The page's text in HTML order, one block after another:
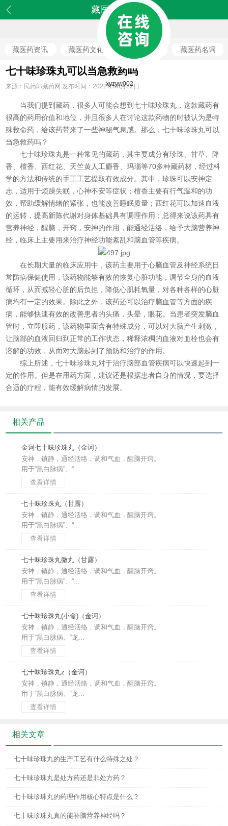
藏医药理论
藏医药资讯 藏医药文化 藏医药理论 藏医药名词
七十味珍珠丸可以当急救药吗
来源：民药郎藏药网 发布时间：2022年06月22日
xyzyw002
当我们提到藏药，很多人可能会想到七十味珍珠丸，这款藏药有
很高的药用价值和地位，并且很多人在讨论这款药物的时被认为是特
殊救命药，给该药带来了一些神秘气息感。那么，七十味珍珠丸可以
当急救药吗？
七十味珍珠丸是一种常见的藏药，其主要成分有珍珠、甘草、降
香、檀香、西红花、天竺黄人工麝香、玛瑙等70多种藏药材，经过科
学的方法和传统的手工工艺提取有效成分。其中，珍珠可以安神定
志，适用于烦躁失眠，心神不安等症状；檀香主要有行气温和的功
效，帮助缓解情绪的紧张，也能改善睡眠质量；西红花可以加速血液
的运转，提高新陈代谢对身体基础具有调理作用；总得来说该药具有
营养神经，醒脑，开窍，安神的作用，能通经活络，给予大脑营养神
经，临床上主要用来治疗神经功能紊乱和脑血管等疾病。
在长期大量的临床应用中，该药主要用于心脑血管及神经系统日
常防病保健使用，该药物能够有效的恢复心脏功能，调节全身的血液
循环，从而减轻心脏的后负担，降低心肌耗氧量，对各种各样的心脏
病均有一定的效果。除此之外，该药还可以治疗脑血管等方面的疾
病，能够快速有效的改善患者的头痛，头晕，眼花。当患者突发脑血
管时，立即服药，该药物里面含有特殊成分，可以对大脑产生刺激，
让脑部的血液回归到正常的工作状态，稀释浓稠的血液对血栓也会有
溶解的功效，从而对大脑起到了预防和治疗的作用。
综上所述，七十味珍珠丸对于治疗脑部血管疾病可以快速起到一
定的作用。但是在用药方面，建议还是根据患者自身的情况，要选择
合适的疗程，能有效缓解病情的发展。
相关产品
金诃七十味珍珠丸（金诃）
安神，镇静，通经活络，调和气血，醒脑开窍。
用于“黑白脉病”、“...
查看详情
七十味珍珠丸（甘露）
安神，镇静，通经活络，调和气血，醒脑开窍。
用于“黑白脉病”、“...
查看详情
七十味珍珠丸微丸（甘露）
安神，镇静，通经活络，调和气血，醒脑开窍。
用于“黑白脉病”、“...
查看详情
七十味珍珠丸(小盒)（金诃）
安神，镇静，通经活络，调和气血，醒脑开窍。
用于“黑白脉病、“龙...
查看详情
七十味珍珠丸z（金诃）
安神，镇静，通经活络，调和气血，醒脑开窍。
用于“黑白脉病、“龙...
查看详情
相关文章
七十味珍珠丸的生产工艺有什么特殊之处？
七十味珍珠丸是处方药还是非处方药？
七十味珍珠丸的药理作用核心特点是什么？
七十味珍珠丸真的能补脑营养神经吗？